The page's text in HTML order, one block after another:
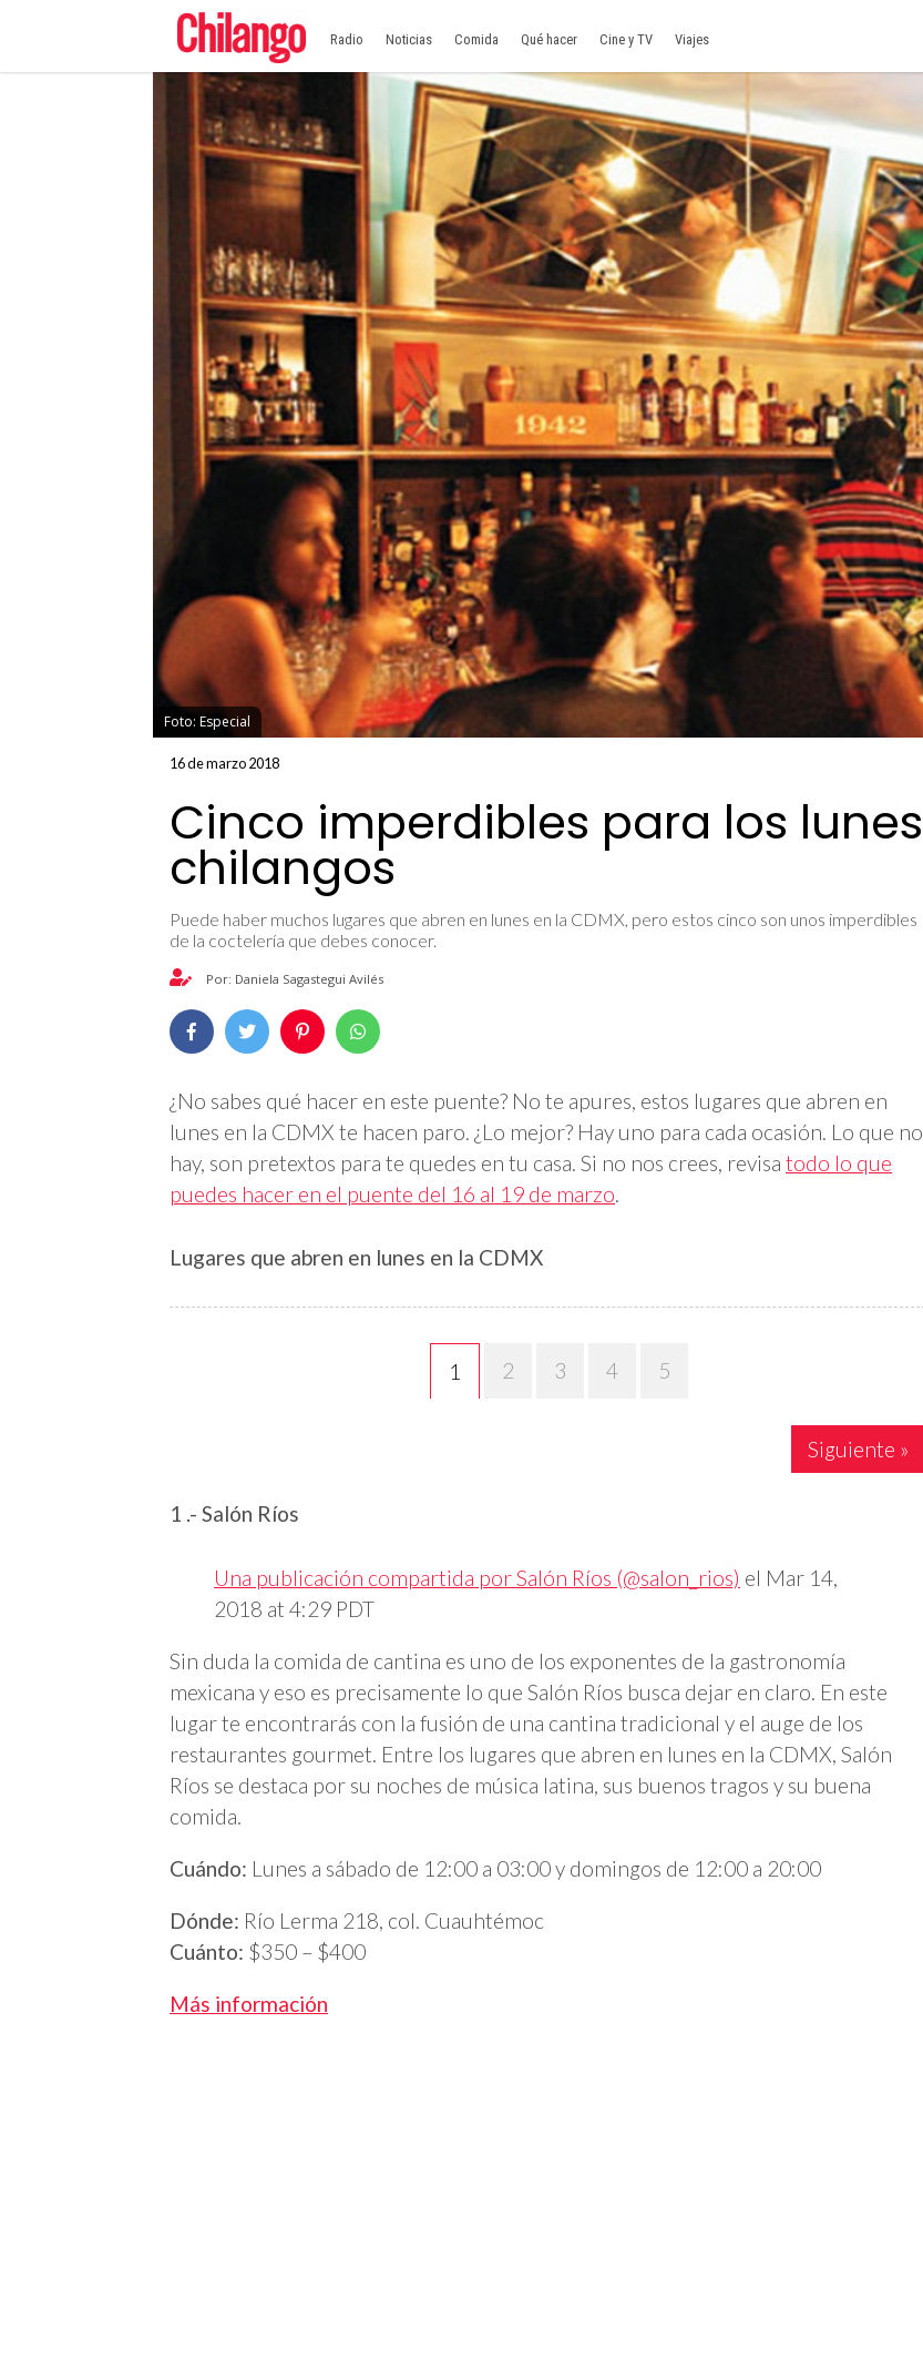
Radio Noticias Comida Qué hacer Cine y TV Viajes
Foto: Especial
16 de marzo 2018
Cinco imperdibles para los lunes
chilangos
Puede haber muchos lugares que abren en lunes en la CDMX, pero estos cinco son unos imperdibles
de la coctelería que debes conocer.
Por: Daniela Sagastegui Avilés
¿No sabes qué hacer en este puente? No te apures, estos lugares que abren en
lunes en la CDMX te hacen paro. ¿Lo mejor? Hay uno para cada ocasión. Lo que no
hay, son pretextos para te quedes en tu casa. Si no nos crees, revisa todo lo que
puedes hacer en el puente del 16 al 19 de marzo.
Lugares que abren en lunes en la CDMX
1 2 3 4 5
Siguiente »
1 .- Salón Ríos
Una publicación compartida por Salón Ríos (@salon_rios) el Mar 14,
2018 at 4:29 PDT
Sin duda la comida de cantina es uno de los exponentes de la gastronomía
mexicana y eso es precisamente lo que Salón Ríos busca dejar en claro. En este
lugar te encontrarás con la fusión de una cantina tradicional y el auge de los
restaurantes gourmet. Entre los lugares que abren en lunes en la CDMX, Salón
Ríos se destaca por su noches de música latina, sus buenos tragos y su buena
comida.
Cuándo: Lunes a sábado de 12:00 a 03:00 y domingos de 12:00 a 20:00
Dónde: Río Lerma 218, col. Cuauhtémoc
Cuánto: $350 – $400
Más información